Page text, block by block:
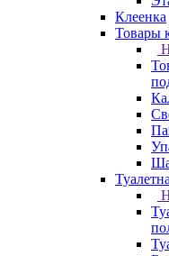
Клеенка
Товары